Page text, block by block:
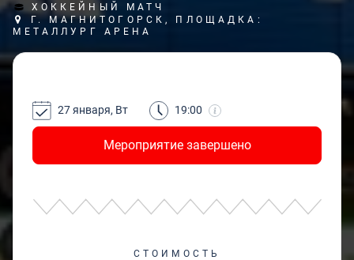
ХОККЕЙНЫЙ МАТЧ
Г. МАГНИТОГОРСК, ПЛОЩАДКА:
МЕТАЛЛУРГ АРЕНА
Мероприятие завершено
27 января, Вт 19:00
СТОИМОСТЬ